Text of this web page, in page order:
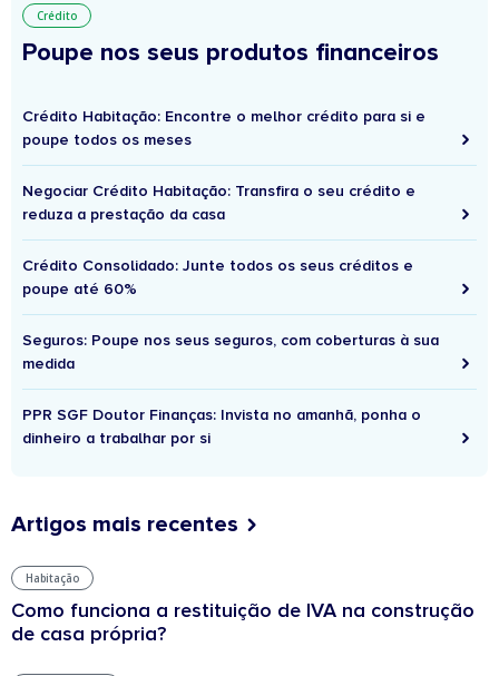
Crédito
Poupe nos seus produtos financeiros
Crédito Habitação: Encontre o melhor crédito para si e
poupe todos os meses
Negociar Crédito Habitação: Transfira o seu crédito e
reduza a prestação da casa
Crédito Consolidado: Junte todos os seus créditos e
poupe até 60%
Seguros: Poupe nos seus seguros, com coberturas à sua
medida
PPR SGF Doutor Finanças: Invista no amanhã, ponha o
dinheiro a trabalhar por si
Artigos mais recentes
Habitação
Como funciona a restituição de IVA na construção
de casa própria?